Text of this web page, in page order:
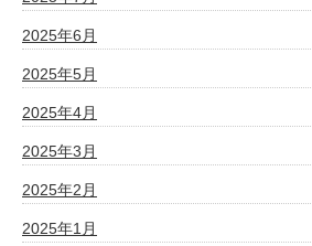
2025年6月
2025年5月
2025年4月
2025年3月
2025年2月
2025年1月